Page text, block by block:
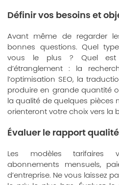
Définir vos besoins et
Avant même de regarder
bonnes questions. Quel
vous le plus ? Quel est
d’étranglement : la
l’optimisation SEO, la
produire en grande quantité
la qualité de quelques pièces
orienteront votre choix vers la
Évaluer le rapport
Les modèles tarifaires
abonnements mensuels,
d’entreprise. Ne vous laissez